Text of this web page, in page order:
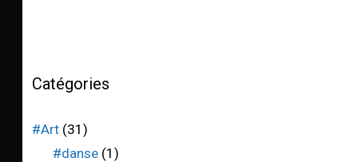
Catégories
#Art (31)
#danse(1)